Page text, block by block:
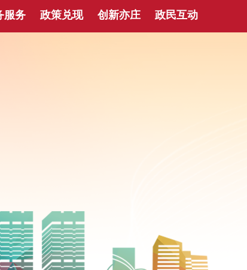
服务 政策兑现 创新亦庄 政民互动